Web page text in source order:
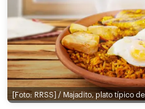
[Foto: RRSS] / Majadito, plato típico